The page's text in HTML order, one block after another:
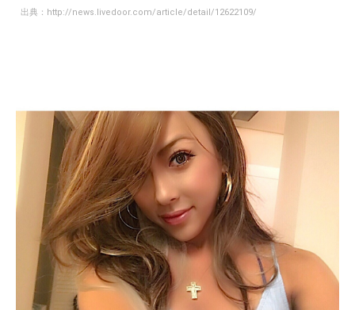
出典： http://news.livedoor.com/article/detail/12622109/